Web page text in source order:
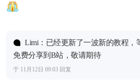
Limi：已经更新了一波新的教程，
免费分享到B站，敬请期待
于 11月12日 09:03 回复